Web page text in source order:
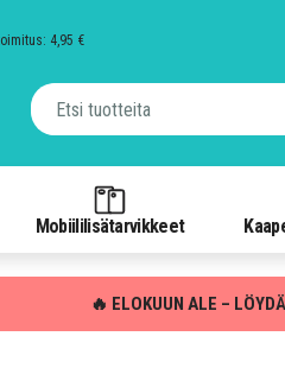
4,95 €
Mobiililisätarvikkeet
🔥 ELOKUUN ALE –